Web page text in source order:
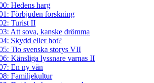
Hedens harg
Förbjuden forskning
Turist II
Att sova, kanske drömma
Skydd eller hot?
Tio svenska storys VII
Känsliga lyssnare varnas II
En ny vän
Familjekultur